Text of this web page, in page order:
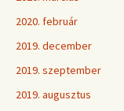
2020. február
2019. december
2019. szeptember
2019. augusztus